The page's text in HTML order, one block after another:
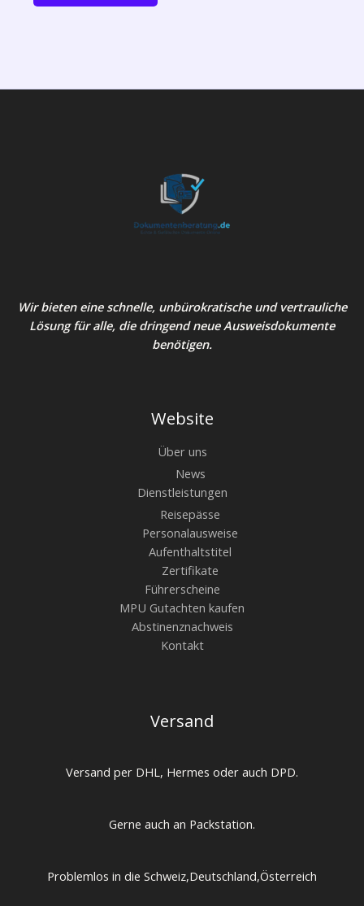
Wir bieten eine schnelle, unbürokratische und vertrauliche
Lösung für alle, die dringend neue Ausweisdokumente
benötigen.
Website
Über uns
News
Dienstleistungen
Reisepässe
Personalausweise
Aufenthaltstitel
Zertifikate
Führerscheine
MPU Gutachten kaufen
Abstinenznachweis
Kontakt
Versand
Versand per DHL, Hermes oder auch DPD.
Gerne auch an Packstation.
Problemlos in die Schweiz,Deutschland,Österreich